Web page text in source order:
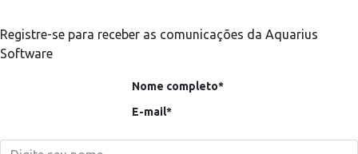
Registre-se para receber as comunicações da Aquarius
Software
Nome completo*
E-mail*